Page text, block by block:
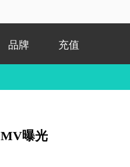
品牌 充值
曝光